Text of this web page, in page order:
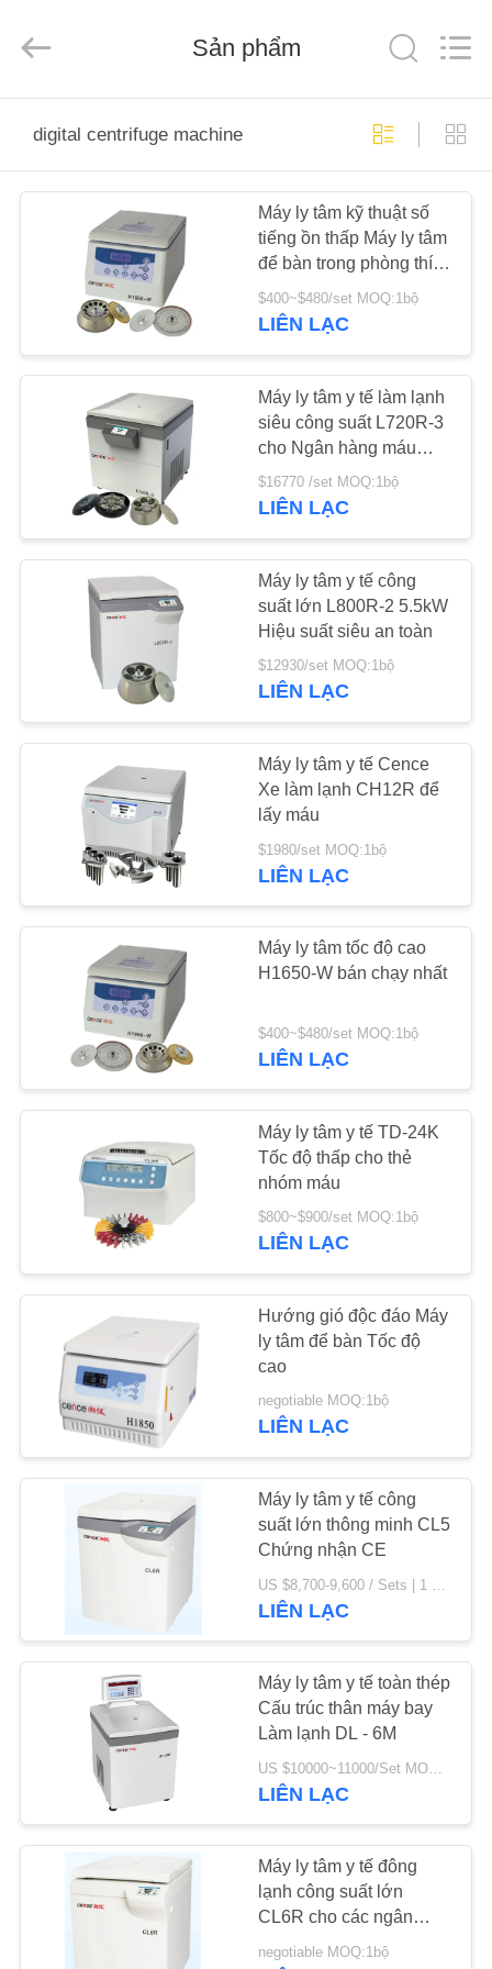
SẢN
PHẨM
CHÚNG
TÔI
CHUYẾN
QUAN
NHÀ
CHẤT
LƯỢNG
VỚI
CHÚNG
VR
TRANG
WEB
PRIVACY
Laboratory
Instrument
Reserved.
Sản phẩm
digital centrifuge machine
Máy ly tâm kỹ thuật số
tiếng ồn thấp Máy ly tâm
để bàn trong phòng thí
nghiệm H1650-W
$400~$480/set MOQ:1bộ
LIÊN LẠC
Máy ly tâm y tế làm lạnh
siêu công suất L720R-3
cho Ngân hàng máu
trung ương
$16770 /set MOQ:1bộ
LIÊN LẠC
Máy ly tâm y tế công
suất lớn L800R-2 5.5kW
Hiệu suất siêu an toàn
$12930/set MOQ:1bộ
LIÊN LẠC
Máy ly tâm y tế Cence
Xe làm lạnh CH12R để
lấy máu
$1980/set MOQ:1bộ
LIÊN LẠC
Máy ly tâm tốc độ cao
H1650-W bán chạy nhất
$400~$480/set MOQ:1bộ
LIÊN LẠC
Máy ly tâm y tế TD-24K
Tốc độ thấp cho thẻ
nhóm máu
$800~$900/set MOQ:1bộ
LIÊN LẠC
Hướng gió độc đáo Máy
ly tâm để bàn Tốc độ
cao
negotiable MOQ:1bộ
LIÊN LẠC
Máy ly tâm y tế công
suất lớn thông minh CL5
Chứng nhận CE
LIÊN LẠC
Máy ly tâm y tế toàn thép
Cấu trúc thân máy bay
Làm lạnh DL - 6M
US $10000~11000/Set MOQ:1 bộ
LIÊN LẠC
Máy ly tâm y tế đông
lạnh công suất lớn
CL6R cho các ngân
hàng máu / nhà thuốc
negotiable MOQ:1bộ